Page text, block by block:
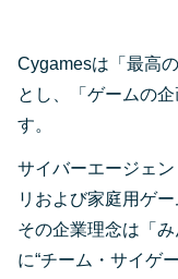
Cygamesは「最高
とし、「ゲームの
す。
サイバーエージェ
リおよび家庭用ゲ
その企業理念は「
に“チーム・サイゲ